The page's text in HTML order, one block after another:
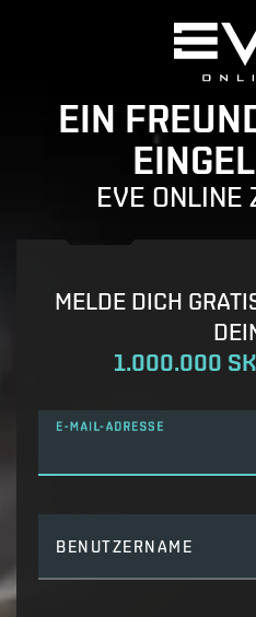
EIN
EVE ONLINE
MELDE DICH
1.000.000
E-MAIL-ADRESSE
BENUTZERNAME